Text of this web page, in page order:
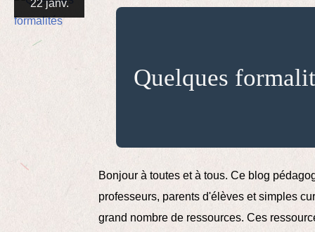
22 janv.
Quelques
Bonjour à toutes et à tous. Ce blog
professeurs, parents d'élèves et simples
grand nombre de ressources. Ces